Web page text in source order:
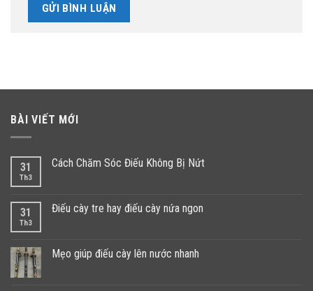
BÀI VIẾT MỚI
31
Th3
Cách Chăm Sóc Điếu Không Bị Nứt
31
Th3
Điếu cày tre hay điếu cày nứa ngon
Mẹo giúp điếu cày lên nước nhanh